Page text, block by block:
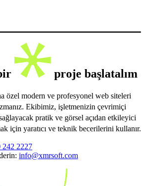
proje başlatalım
özel modern ve profesyonel web siteleri
Ekibimiz, işletmenizin çevrimiçi
pratik ve görsel açıdan etkileyici
için yaratıcı ve teknik becerilerini kullanır.
242 2227
info@xmrsoft.com